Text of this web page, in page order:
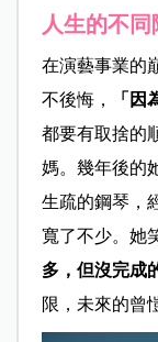
人生的不
在演藝事業的
不後悔，
「因
都要有取捨的
媽。幾年後的
生疏的鋼琴，
寬了不少。她
多，但沒完成
限，未來的曾